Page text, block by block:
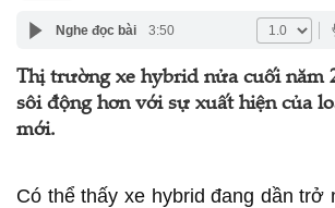
Nghe đọc bài 3:50
Thị trường xe hybrid nửa cuối năm
sôi động hơn với sự xuất hiện của
mới.
Có thể thấy xe hybrid đang dần trở